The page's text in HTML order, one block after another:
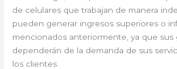
de celulares que trabajan de manera
pueden generar ingresos superiores o
mencionados anteriormente, ya que sus
dependerán de la demanda de sus
los clientes.